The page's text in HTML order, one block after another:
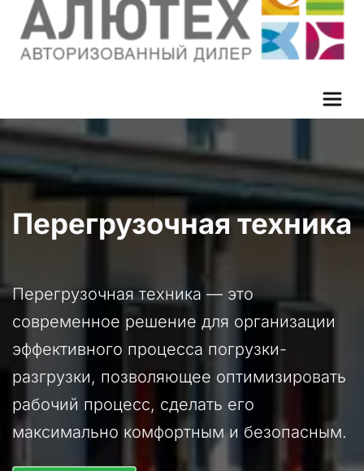
Перегрузочная техника
Перегрузочная техника — это
современное решение для организации
эффективного процесса погрузки-
разгрузки, позволяющее оптимизировать
рабочий процесс, сделать его
максимально комфортным и безопасным.